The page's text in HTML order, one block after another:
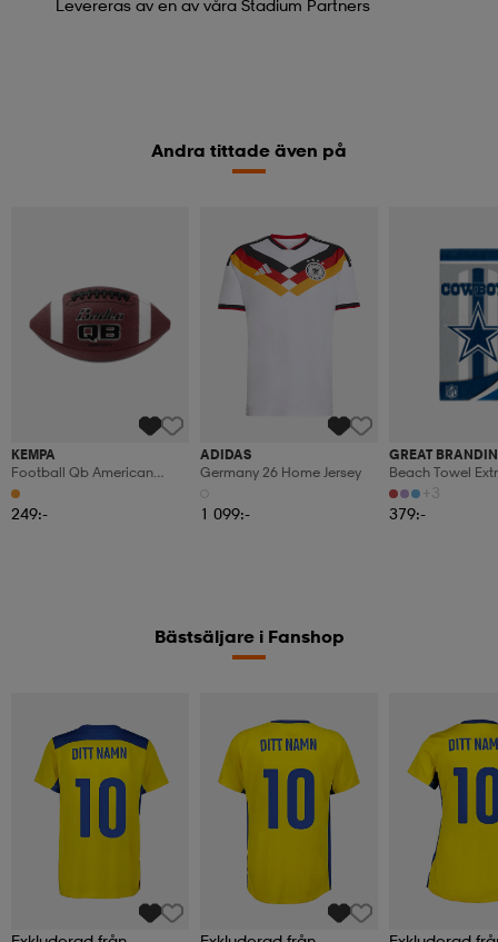
Levereras av en av våra Stadium Partners
Andra tittade även på
KEMPA
Football Qb American
Football
249:-
ADIDAS
Germany 26 Home Jersey
1 099:-
GREAT
Beach Towel
+3
379:-
Bästsäljare i Fanshop